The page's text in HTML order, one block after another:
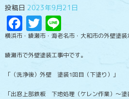
投稿日 2023年9月21日
Facebook
Twitter
横浜市・綾瀬市・海老名市・大和市の外壁塗装
綾瀬市で外壁塗装工事中です。
「（洗浄後）外壁 塗装1回目（下塗り）」
「出窓上部鉄板 下地処理（ケレン作業）～塗